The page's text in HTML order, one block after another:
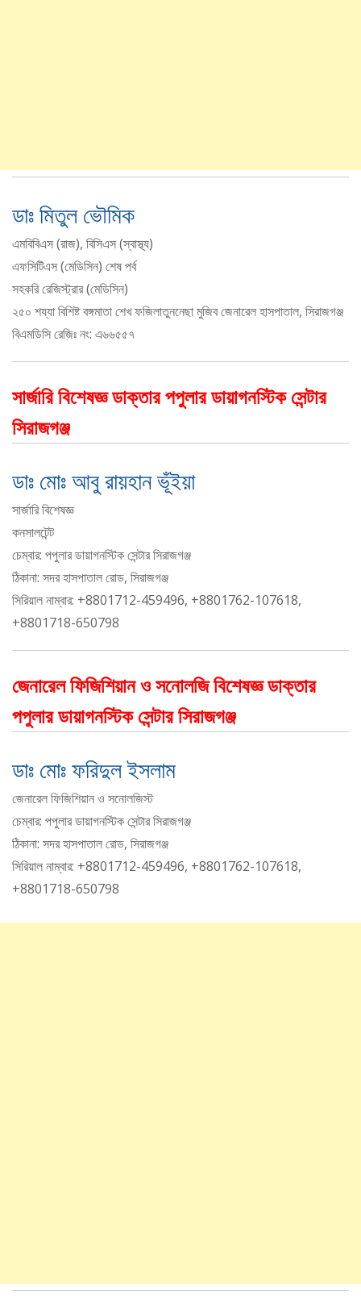
ডাঃ মিতুল ভৌমিক
এমবিবিএস (রাজ), বিসিএস (স্বাস্থ্য)
এফসিটিএস (মেডিসিন) শেষ পর্ব
সহকরি রেজিস্ট্রার (মেডিসিন)
২৫০ শয্যা বিশিষ্ট বঙ্গমাতা শেখ ফজিলাতুননেছা মুজিব জেনারেল হাসপাতাল, সিরাজগঞ্জ
বিএমডিসি রেজিঃ নং: এ৬৬৫৫৭
সার্জারি বিশেষজ্ঞ ডাক্তার পপুলার ডায়াগনস্টিক সেন্টার
সিরাজগঞ্জ
ডাঃ মোঃ আবু রায়হান ভূঁইয়া
সার্জারি বিশেষজ্ঞ
কনসালটেন্ট
চেম্বার: পপুলার ডায়াগনস্টিক সেন্টার সিরাজগঞ্জ
ঠিকানা: সদর হাসপাতাল রোড, সিরাজগঞ্জ
সিরিয়াল নাম্বার: +8801712-459496, +8801762-107618,
+8801718-650798
জেনারেল ফিজিশিয়ান ও সনোলজি বিশেষজ্ঞ ডাক্তার
পপুলার ডায়াগনস্টিক সেন্টার সিরাজগঞ্জ
ডাঃ মোঃ ফরিদুল ইসলাম
জেনারেল ফিজিশিয়ান ও সনোলজিস্ট
চেম্বার: পপুলার ডায়াগনস্টিক সেন্টার সিরাজগঞ্জ
ঠিকানা: সদর হাসপাতাল রোড, সিরাজগঞ্জ
সিরিয়াল নাম্বার: +8801712-459496, +8801762-107618,
+8801718-650798